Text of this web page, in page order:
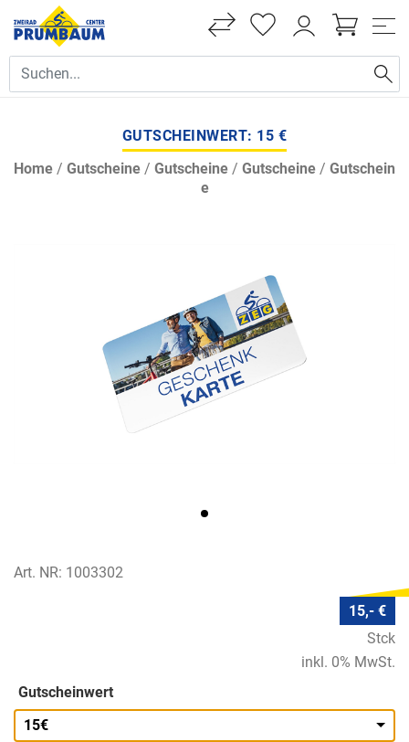
GUTSCHEINWERT: 15 €
Home / Gutscheine / Gutscheine / Gutscheine / Gutschein
e
Art. NR: 1003302
15,- €
Stck
inkl. 0% MwSt.
Gutscheinwert
15€